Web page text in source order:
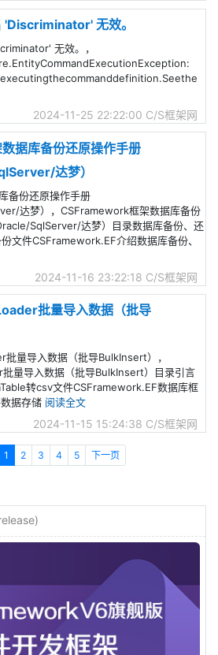
无效。
无效。，
2024-11-25 22:22:00 C/S框架网
据库备份还原操作手册
达梦）
备份还原操作手册
达梦），CSFramework框架数据库备份
SqlServer/达梦）目录数据库备份、还
文件CSFramework.EF介绍数据库备份、
2024-11-16 23:22:18 C/S框架网
批量导入数据（批导
量导入数据（批导BulkInsert），
量导入数据（批导BulkInsert）目录引言
转csv文件CSFramework.EF数据库框
据存储 阅读全文
2024-11-15 15:24:38 C/S框架网
1 2 3 4 5 下一页